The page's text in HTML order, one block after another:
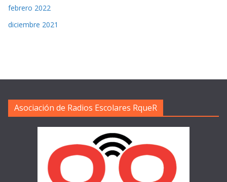
febrero 2022
diciembre 2021
Asociación de Radios Escolares RqueR